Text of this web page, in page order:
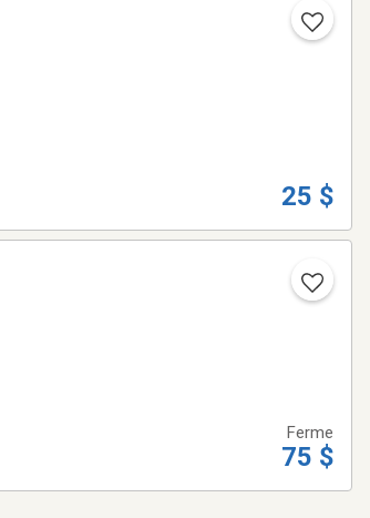
25 $
Ferme
75 $